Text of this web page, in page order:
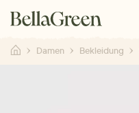
Damen Bekleidung